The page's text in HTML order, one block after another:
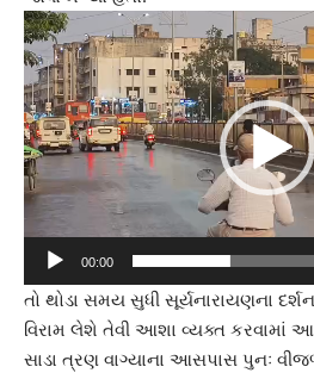
Video
Player
00:00
તો થોડા સમય સુધી સૂર્યનારાયણના
વિરામ લેશે તેવી આશા વ્યક્ત કરવામાં
સાડા ત્રણ વાગ્યાના આસપાસ પુનઃ